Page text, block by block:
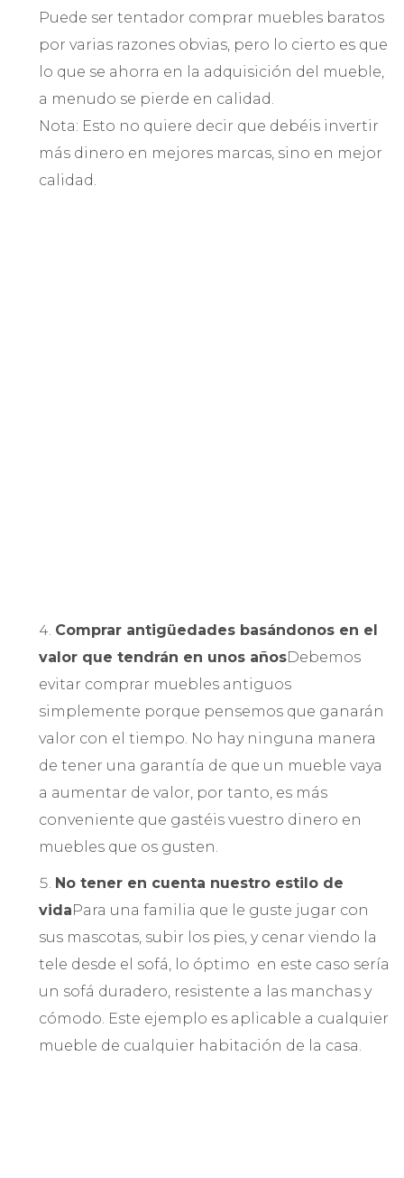
Puede ser tentador comprar muebles baratos
por varias razones obvias, pero lo cierto es que
lo que se ahorra en la adquisición del mueble,
a menudo se pierde en calidad.
Nota: Esto no quiere decir que debéis invertir
más dinero en mejores marcas, sino en mejor
calidad.
Comprar antigüedades basándonos en el
valor que tendrán en unos añosDebemos
evitar comprar muebles antiguos
simplemente porque pensemos que ganarán
valor con el tiempo. No hay ninguna manera
de tener una garantía de que un mueble vaya
a aumentar de valor, por tanto, es más
conveniente que gastéis vuestro dinero en
muebles que os gusten.
No tener en cuenta nuestro estilo de
vidaPara una familia que le guste jugar con
sus mascotas, subir los pies, y cenar viendo la
tele desde el sofá, lo óptimo en este caso sería
un sofá duradero, resistente a las manchas y
cómodo. Este ejemplo es aplicable a cualquier
mueble de cualquier habitación de la casa.